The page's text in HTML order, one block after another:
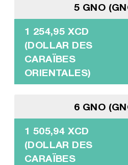
5 GNO
1 254,95 XCD
(DOLLAR DES
CARAÏBES
ORIENTALES)
6 GNO
1 505,94 XCD
(DOLLAR DES
CARAÏBES